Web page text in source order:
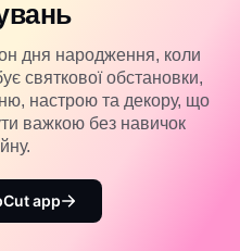
дня народження, коли
святкової обстановки,
настрою та декору, що
важкою без навичок
app